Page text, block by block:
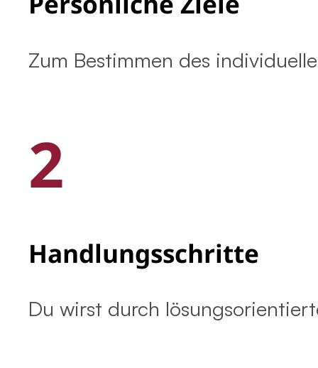
Zum Bestimmen des
2
Handlungsschritte
Du wirst durch